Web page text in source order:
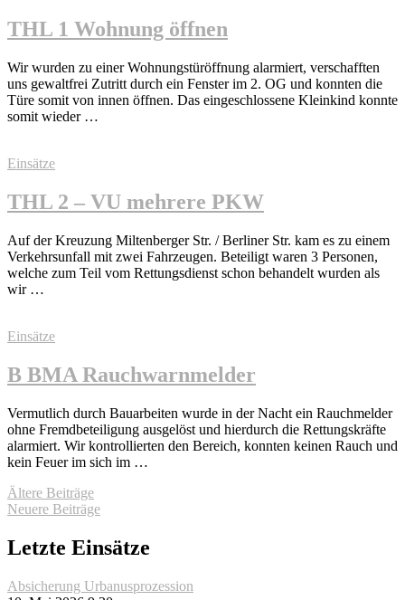
THL 1 Wohnung öffnen
Wir wurden zu einer Wohnungstüröffnung alarmiert, verschafften
uns gewaltfrei Zutritt durch ein Fenster im 2. OG und konnten die
Türe somit von innen öffnen. Das eingeschlossene Kleinkind konnte
somit wieder …
Einsätze
THL 2 – VU mehrere PKW
Auf der Kreuzung Miltenberger Str. / Berliner Str. kam es zu einem
Verkehrsunfall mit zwei Fahrzeugen. Beteiligt waren 3 Personen,
welche zum Teil vom Rettungsdienst schon behandelt wurden als
wir …
Einsätze
B BMA Rauchwarnmelder
Vermutlich durch Bauarbeiten wurde in der Nacht ein Rauchmelder
ohne Fremdbeteiligung ausgelöst und hierdurch die Rettungskräfte
alarmiert. Wir kontrollierten den Bereich, konnten keinen Rauch und
kein Feuer im sich im …
Beitragsnavigation
Ältere Beiträge
Neuere Beiträge
Letzte Einsätze
Absicherung Urbanusprozession